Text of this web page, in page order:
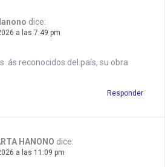
dice:
a las 7:49 pm
.ás reconocidos del.país, su obra
Responder
HANONO dice:
a las 11:09 pm